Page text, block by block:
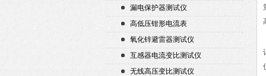
漏电保护器测试仪
高低压钳形电流表
氧化锌避雷器测试仪
互感器电流变比测试仪
无线高压变比测试仪